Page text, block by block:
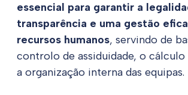
essencial para garantir a
transparência e uma gestão
recursos humanos, servindo de
controlo de assiduidade, o cálculo
a organização interna das equipas.